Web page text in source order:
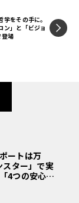
をその手に。
ン」と「ビジョ
場
ートは万
スター」で実
4つの安心」
つの疑問：
PR〉